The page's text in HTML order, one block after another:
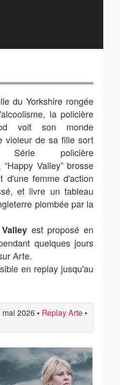
du Yorkshire rongée
la policière
voit son monde
violeur de sa fille sort
policière
Valley” brosse
d'une femme d'action
et livre un tableau
plombée par la
est proposé en
quelques jours
Arte.
en replay jusqu'au
mai 2026 • Replay Arte •